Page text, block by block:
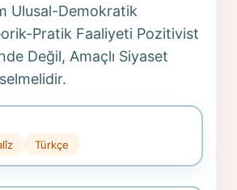
Ulusal-Demokratik
Pratik Faaliyeti Pozitivist
Değil, Amaçlı Siyaset
Türkçe